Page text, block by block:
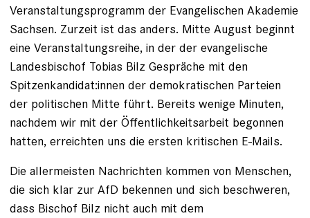
Veranstaltungsprogramm der Evangelischen Akademie
Sachsen. Zurzeit ist das anders. Mitte August beginnt
eine Veranstaltungsreihe, in der der evangelische
Landesbischof Tobias Bilz Gespräche mit den
Spitzenkandidat:innen der demokratischen Parteien
der politischen Mitte führt. Bereits wenige Minuten,
nachdem wir mit der Öffentlichkeitsarbeit begonnen
hatten, erreichten uns die ersten kritischen E-Mails.
Die allermeisten Nachrichten kommen von Menschen,
die sich klar zur AfD bekennen und sich beschweren,
dass Bischof Bilz nicht auch mit dem